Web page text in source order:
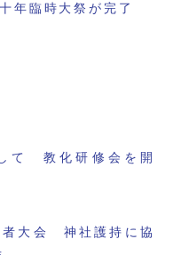
年臨時大祭が完了
て 教化研修会を開
者大会 神社護持に協